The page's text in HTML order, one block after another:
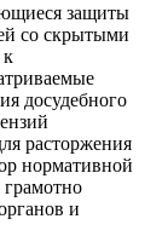
защиты
со скрытыми
к
досудебного
расторжения
нормативной
и